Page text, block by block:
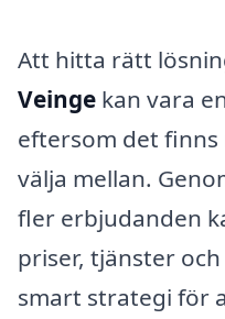
Att hitta rätt
Veinge kan vara
eftersom det
välja mellan.
fler erbjudanden
priser, tjänster
smart strategi för